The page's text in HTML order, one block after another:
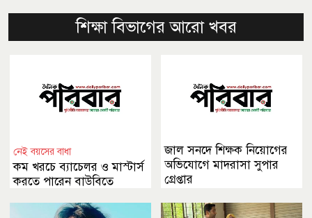
শিক্ষা বিভাগের আরো খবর
নেই বয়সের বাধা
কম খরচে ব্যাচেলর ও মাস্টার্স
করতে পারেন বাউবিতে
জাল সনদে শিক্ষক নিয়োগের
অভিযোগে মাদরাসা সুপার
গ্রেপ্তার